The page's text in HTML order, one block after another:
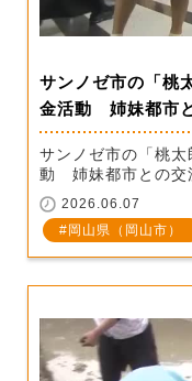
サンノゼ市の「桃
金活動 姉妹都市
サンノゼ市の「桃
動 姉妹都市との交
2026.06.07
岡山県（岡山市）